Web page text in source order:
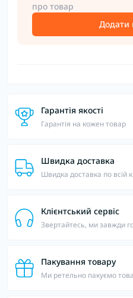
про товар
Додати
Гарантія якості
Гарантія на кожен товар
Швидка доставка
Швидка доставка по
Клієнтський сервіс
Звертайтесь, ми завжди
Пакування товару
Ми ретельно пакуємо